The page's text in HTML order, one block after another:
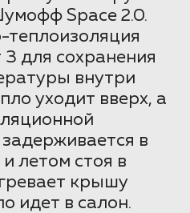
Space 2.0.
для сохранения
внутри
уходит вверх, а
в
летом стоя в
крышу
идет в салон.